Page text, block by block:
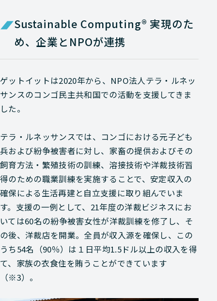
Sustainable Computing® 実現のた
め、企業とNPOが連携
ゲットイットは2020年から、NPO法人テラ・ルネッ
サンスのコンゴ民主共和国での活動を支援してきま
した。
テラ・ルネッサンスでは、コンゴにおける元子ども
兵および紛争被害者に対し、家畜の提供およびその
飼育方法・繁殖技術の訓練、溶接技術や洋裁技術習
得のための職業訓練を実施することで、安定収入の
確保による生活再建と自立支援に取り組んでいま
す。支援の一例として、21年度の洋裁ビジネスにお
いては60名の紛争被害女性が洋裁訓練を修了し、そ
の後、洋裁店を開業。全員が収入源を確保し、この
うち54名（90％）は１日平均1.5ドル以上の収入を得
て、家族の衣食住を賄うことができています
（※3）。